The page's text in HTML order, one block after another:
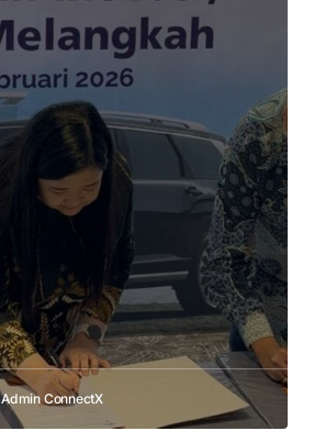
Admin ConnectX